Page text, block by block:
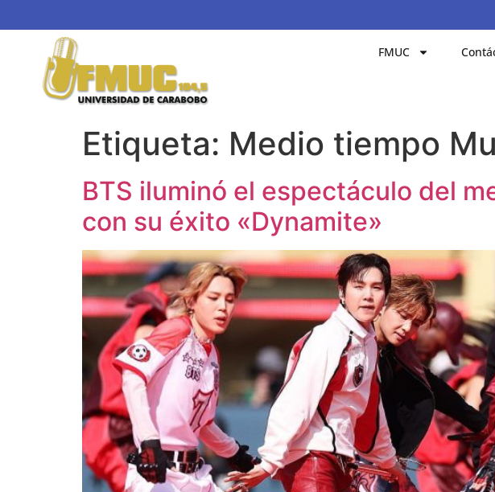
FMUC
Etiqueta: Medio tiempo
BTS iluminó el espectáculo del
con su éxito «Dynamite»